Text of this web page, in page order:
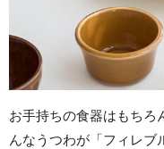
お手持ちの食器はもちろ
んなうつわが「フィレブ